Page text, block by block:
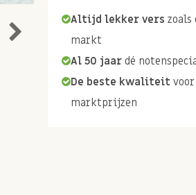
Altijd lekker vers zoals
markt
Al 50 jaar dé
De beste kwaliteit voor
marktprijzen